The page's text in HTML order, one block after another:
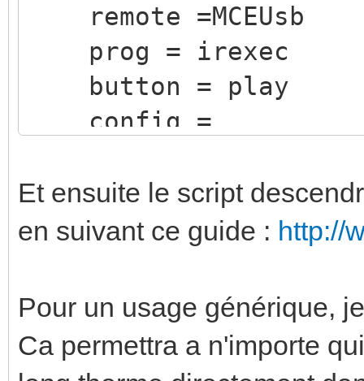
remote =MCEUsb
prog = irexec
button = play
config =
repeat = 0
delay = 0
Et ensuite le script
en suivant ce guide : http://
Pour un usage générique,
Ca permettra a n'importe